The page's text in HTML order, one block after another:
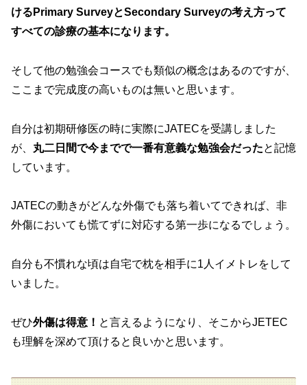
けるPrimary SurveyとSecondary Surveyの考え方って
すべての診療の基本になります。
そして他の勉強会コースでも類似の概念はあるのですが、
ここまで完成度の高いものは無いと思います。
自分は初期研修医の時に実際にJATECを受講しました
が、 丸二日間で今までで一番有意義な勉強会だったと記憶
しています。
JATECの動きがどんな外傷でも落ち着いてできれば、非
外傷においても慌てずに対応する第一歩になるでしょう。
自分も不慣れな頃は自宅で枕を相手に1人イメトレをして
いました。
ぜひ外傷は得意！ と言えるようになり、そこからJETEC
も理解を深めて頂けると良いかと思います。